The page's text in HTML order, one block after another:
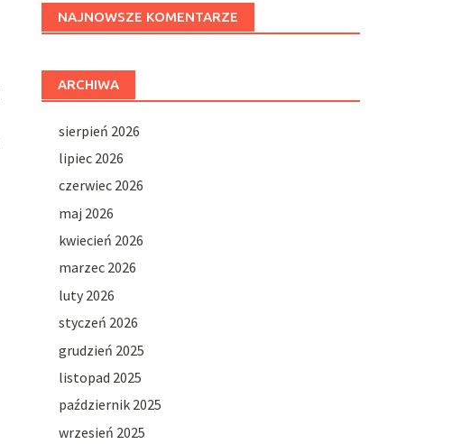
NAJNOWSZE KOMENTARZE
ARCHIWA
sierpień 2026
lipiec 2026
czerwiec 2026
maj 2026
kwiecień 2026
marzec 2026
luty 2026
styczeń 2026
grudzień 2025
listopad 2025
październik 2025
wrzesień 2025